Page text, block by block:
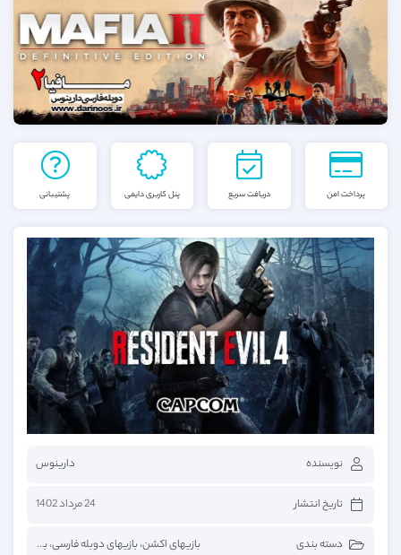
پرداخت امن دریافت سریع پنل کاربری دایمی پشتیبانی
نویسنده دارینوس
تاریخ انتشار 24 مرداد 1402
دسته بندی بازیهای اکشن،بازیهای دوبله فارسی،بازیهای فارسی